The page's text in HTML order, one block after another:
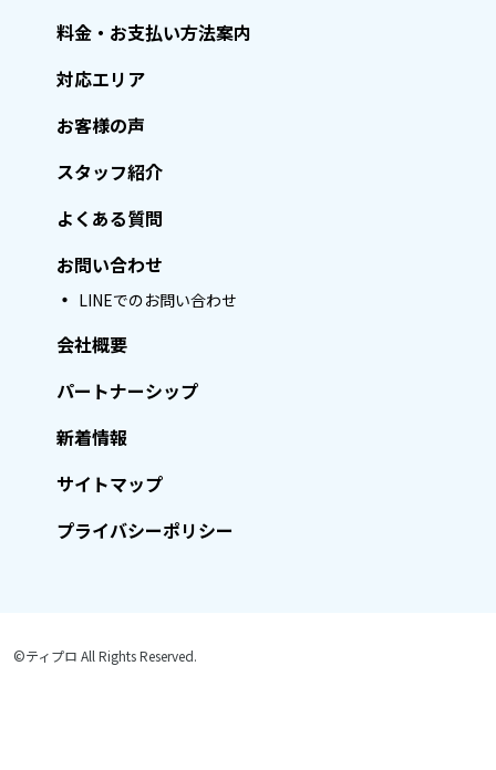
料金・お支払い方法案内
対応エリア
お客様の声
スタッフ紹介
よくある質問
お問い合わせ
LINEでのお問い合わせ
会社概要
パートナーシップ
新着情報
サイトマップ
プライバシーポリシー
©ティプロ All Rights Reserved.